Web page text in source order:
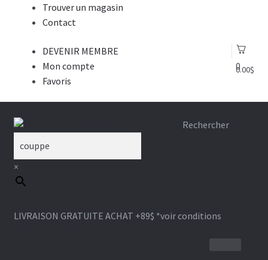
Trouver un magasin
Contact
0
0.00$
DEVENIR MEMBRE
Mon compte
Favoris
Aller
navigation
Aller
contenu
Rechercher
×
LIVRAISON GRATUITE ACHAT +89$ *voir conditions